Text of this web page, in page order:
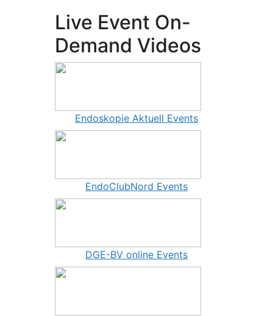
Live Event On-
Demand Videos
Endoskopie Aktuell Events
EndoClubNord Events
DGE-BV online Events